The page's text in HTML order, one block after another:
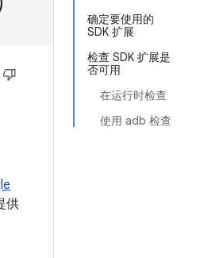
确定要使用的
SDK 扩展
检查 SDK 扩展是
否可用
在运行时检查
使用 adb 检查
供